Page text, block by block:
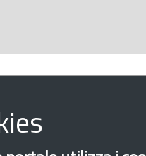
accessibilità